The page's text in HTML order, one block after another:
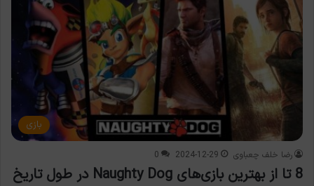
بازی
رضا خلف چعباوی 2024-12-29
0
8 تا از بهترین بازی‌های Naughty Dog در طول تاریخ